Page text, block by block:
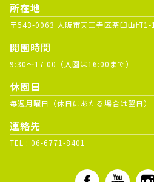
所在地
〒543-0063 大阪市天王寺区茶臼山町1-
開園時間
9:30～17:00（入園は16:00まで）
休園日
毎週月曜日（休日にあたる場合は翌日）
連絡先
TEL : 06-6771-8401